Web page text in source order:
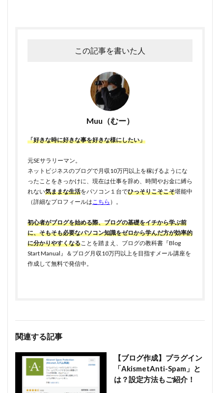
この記事を書いた人
Muu（むー）
「好きな時に好きな事を好きな様にしたい」
元SEサラリーマン。
ネットビジネスのブログで月収10万円以上を稼げるようにな
ったことをきっかけに、現在は仕事を辞め、時間やお金に縛ら
れない気ままな生活をパソコン１台でひっそりこそこそ堪能中
（詳細なプロフィールはこちら ）。
初心者がブログを始める際、ブログの基礎をイチから学ぶ前
に、そもそも必要なパソコン知識をゼロから学んだ方が効率的
に分かりやすくなることを踏まえ、ブログの教科書『Blog
Start Manual』＆ブログ月収10万円以上を目指すメール講座を
作成して無料で発信中。
関連する記事
【ブログ作成】プラグイン
「AkismetAnti-Spam」と
は？設定方法もご紹介！